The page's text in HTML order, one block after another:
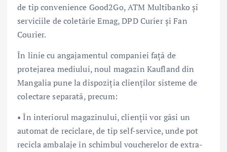
de tip convenience Good2Go, ATM Multibanko și
serviciile de coletărie Emag, DPD Curier și Fan
Courier.
În linie cu angajamentul companiei față de
protejarea mediului, noul magazin Kaufland din
Mangalia pune la dispoziția clienților sisteme de
colectare separată, precum:
• În interiorul magazinului, clienții vor găsi un
automat de reciclare, de tip self-service, unde pot
recicla ambalaje în schimbul voucherelor de extra-